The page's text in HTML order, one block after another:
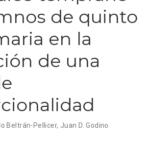
de quinto
en la
de una
Beltrán-Pellicer, Juan D. Godino